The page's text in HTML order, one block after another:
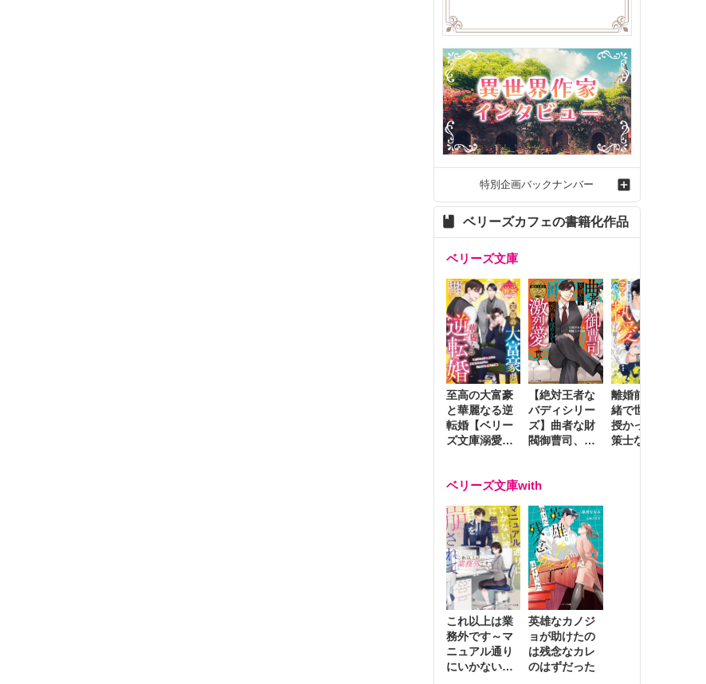
特別企画バックナンバー
ベリーズカフェの書籍化作品
ベリーズ文庫
至高の大富豪
と華麗なる逆
転婚【ベリー
ズ文庫溺愛ア
【絶対王者な
バディシリー
ズ】曲者な財
閥御曹司、笑
激烈愛で貫く
離婚前夜に内
緒で世継ぎを
授かったら～
策士な御曹司
ベリーズ文庫with
これ以上は業
務外です～マ
ニュアル通り
にいかない彼
英雄なカノジ
ョが助けたの
は残念なカレ
のはずだった